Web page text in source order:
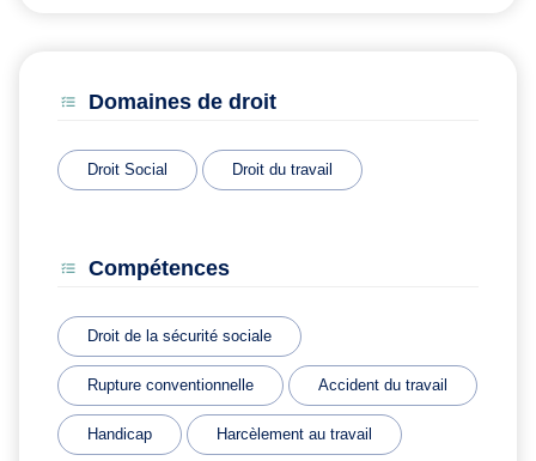
Domaines de droit
Droit Social Droit du travail
Compétences
Droit de la sécurité sociale
Rupture conventionnelle Accident du travail
Handicap Harcèlement au travail